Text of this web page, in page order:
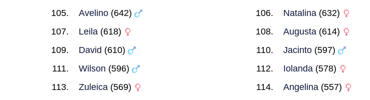
Avelino (642) Natalina(632)
Leila (618) Augusta(614)
David (610) Jacinto(597)
Wilson (596) Iolanda(578)
Zuleica (569) Angelina(557)